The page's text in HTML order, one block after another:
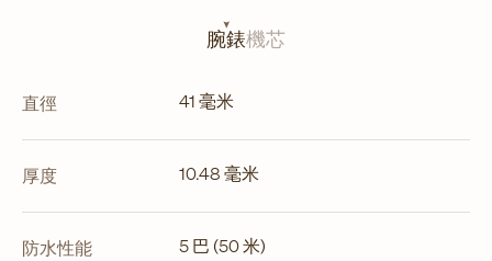
腕錶機芯
直徑 41 毫米
厚度 10.48 毫米
防水性能 5 巴 (50 米)